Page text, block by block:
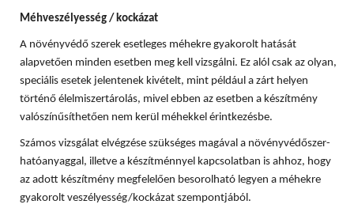
Méhveszélyesség / kockázat
A növényvédő szerek esetleges méhekre gyakorolt hatását
alapvetően minden esetben meg kell vizsgálni. Ez alól csak az olyan,
speciális esetek jelentenek kivételt, mint például a zárt helyen
történő élelmiszertárolás, mivel ebben az esetben a készítmény
valószínűsíthetően nem kerül méhekkel érintkezésbe.
Számos vizsgálat elvégzése szükséges magával a növényvédőszer-
hatóanyaggal, illetve a készítménnyel kapcsolatban is ahhoz, hogy
az adott készítmény megfelelően besorolható legyen a méhekre
gyakorolt veszélyesség/kockázat szempontjából.